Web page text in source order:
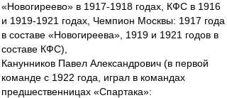
«Новогиреево» в 1917-1918 годах, КФС в 1916
и 1919-1921 годах, Чемпион Москвы: 1917 года
в составе «Новогиреева», 1919 и 1921 годов в
составе КФС),
Канунников Павел Александрович (в первой
команде с 1922 года, играл в командах
предшественницах «Спартака»: